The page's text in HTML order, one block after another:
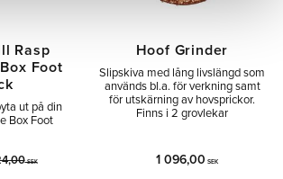
Rasp
Foot
ut på din
Box Foot
SEK
Hoof Grinder
Slipskiva med lång livslängd som
används bl.a. för verkning samt
för utskärning av hovsprickor.
Finns i 2 grovlekar
1 096,00 SEK